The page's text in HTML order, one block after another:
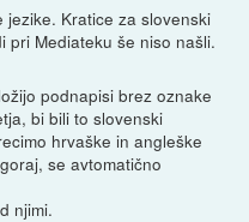
Kratice za slovenski
pri Mediateku še niso našli.
podnapisi brez oznake
bi bili to slovenski
hrvaške in angleške
se avtomatično
njimi.